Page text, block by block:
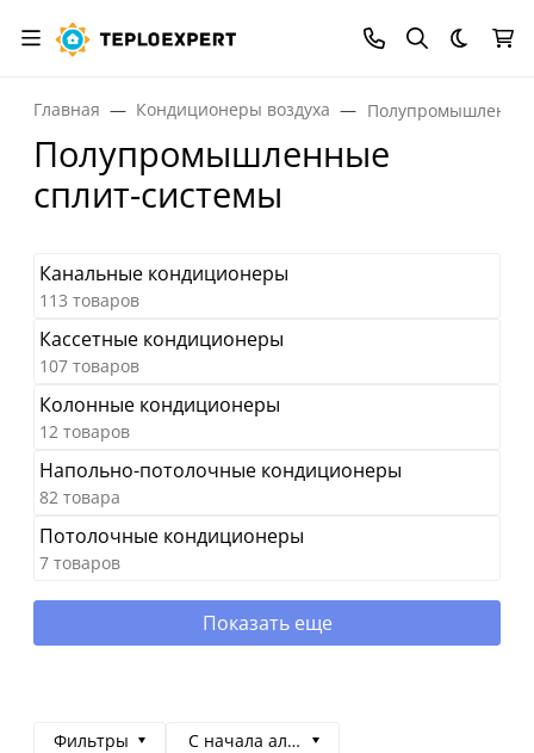
Темная
Главная Кондиционеры воздуха
Полупромышленные
сплит-системы
Канальные кондиционеры
113 товаров
Кассетные кондиционеры
107 товаров
Колонные кондиционеры
12 товаров
Напольно-потолочные кондиционеры
82 товара
Потолочные кондиционеры
7 товаров
Показать еще
Фильтры С начала алфавита